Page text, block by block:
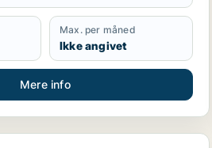
Max. per måned
Ikke angivet
Mere info